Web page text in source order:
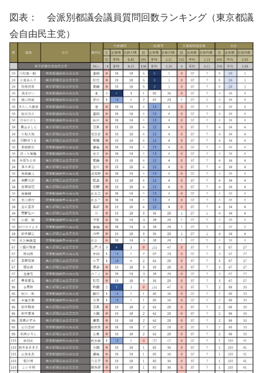
図表： 会派別都議会議員質問回数ランキング（東京都議
会自由民主党）